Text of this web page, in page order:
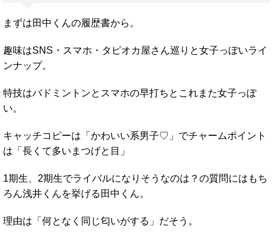
まずは田中くんの履歴書から。
趣味はSNS・スマホ・タピオカ屋さん巡りと女子っぽいライ
ンナップ。
特技はバドミントンとスマホの早打ちとこれまた女子っぽ
い。
キャッチコピーは「かわいい系男子♡」でチャームポイント
は「長くて多いまつげと目」
1期生、2期生でライバルになりそうなのは？の質問にはもち
ろん浅井くんを挙げる田中くん。
理由は「何となく同じ匂いがする」だそう。